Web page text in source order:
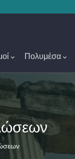
Πολυμέσα